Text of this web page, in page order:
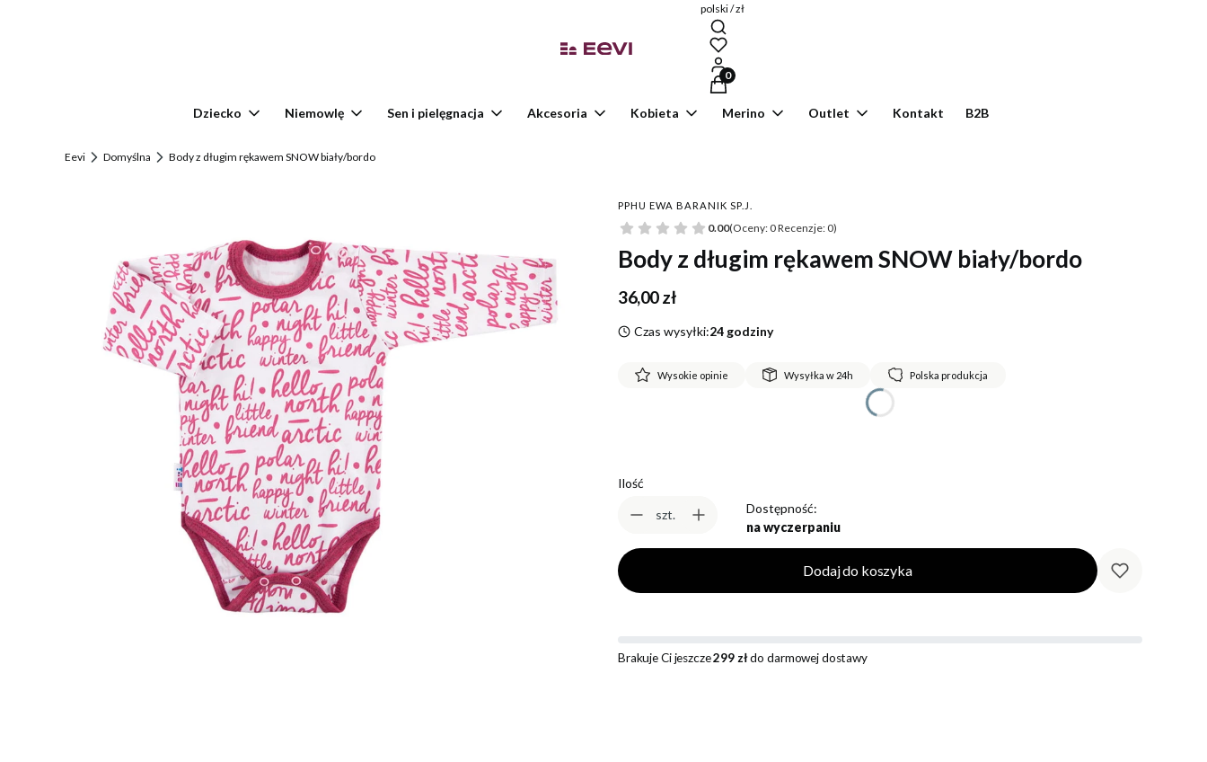
polski / zł
Produkty w koszyku: 0. Zobacz szczegóły
Dziecko Niemowlę Sen i pielęgnacja Akcesoria Kobieta Merino Outlet Kontakt B2B
Eevi Domyślna Body z długim rękawem SNOW biały/bordo
PPHU EWA BARANIK SP.J.
0.00(Oceny: 0 Recenzje: 0)
Body z długim rękawem SNOW biały/bordo
Cena
36,00 zł
Czas wysyłki:24 godziny
Wysokie opinie Wysyłka w 24h Polska produkcja
Ilość
szt.
Dostępność:
na wyczerpaniu
Dodaj do koszyka
Brakuje Ci jeszcze299 złdo darmowej dostawy